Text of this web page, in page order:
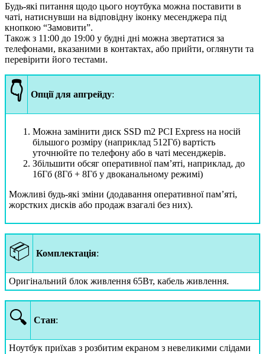
Будь-які питання щодо цього ноутбука можна поставити в
чаті, натиснувши на відповідну іконку месенджера під
кнопкою “Замовити”.
Також з 11:00 до 19:00 у будні дні можна звертатися за
телефонами, вказаними в контактах, або прийти, оглянути та
перевірити його тестами.
👇 Опції для апгрейду:
Можна замінити диск SSD m2 PCI Express на носій
більшого розміру (наприклад 512Гб) вартість
уточнюйте по телефону або в чаті месенджерів.
Збільшити обсяг оперативної пам’яті, наприклад, до
16Гб (8Гб + 8Гб у двоканальному режимі)
Можливі будь-які зміни (додавання оперативної пам’яті,
жорстких дисків або продаж взагалі без них).
📦 Комплектація:
Оригінальний блок живлення 65Вт, кабель живлення.
🔍 Стан:
Ноутбук приїхав з розбитим екраном з невеликими слідами